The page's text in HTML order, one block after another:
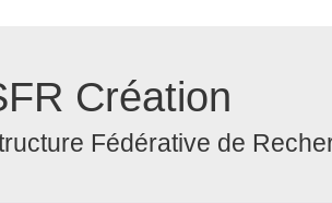
Création
Fédérative de